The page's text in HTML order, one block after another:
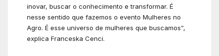
inovar, buscar o conhecimento e transformar. É
nesse sentido que fazemos o evento Mulheres no
Agro. É esse universo de mulheres que buscamos”,
explica Franceska Cenci.